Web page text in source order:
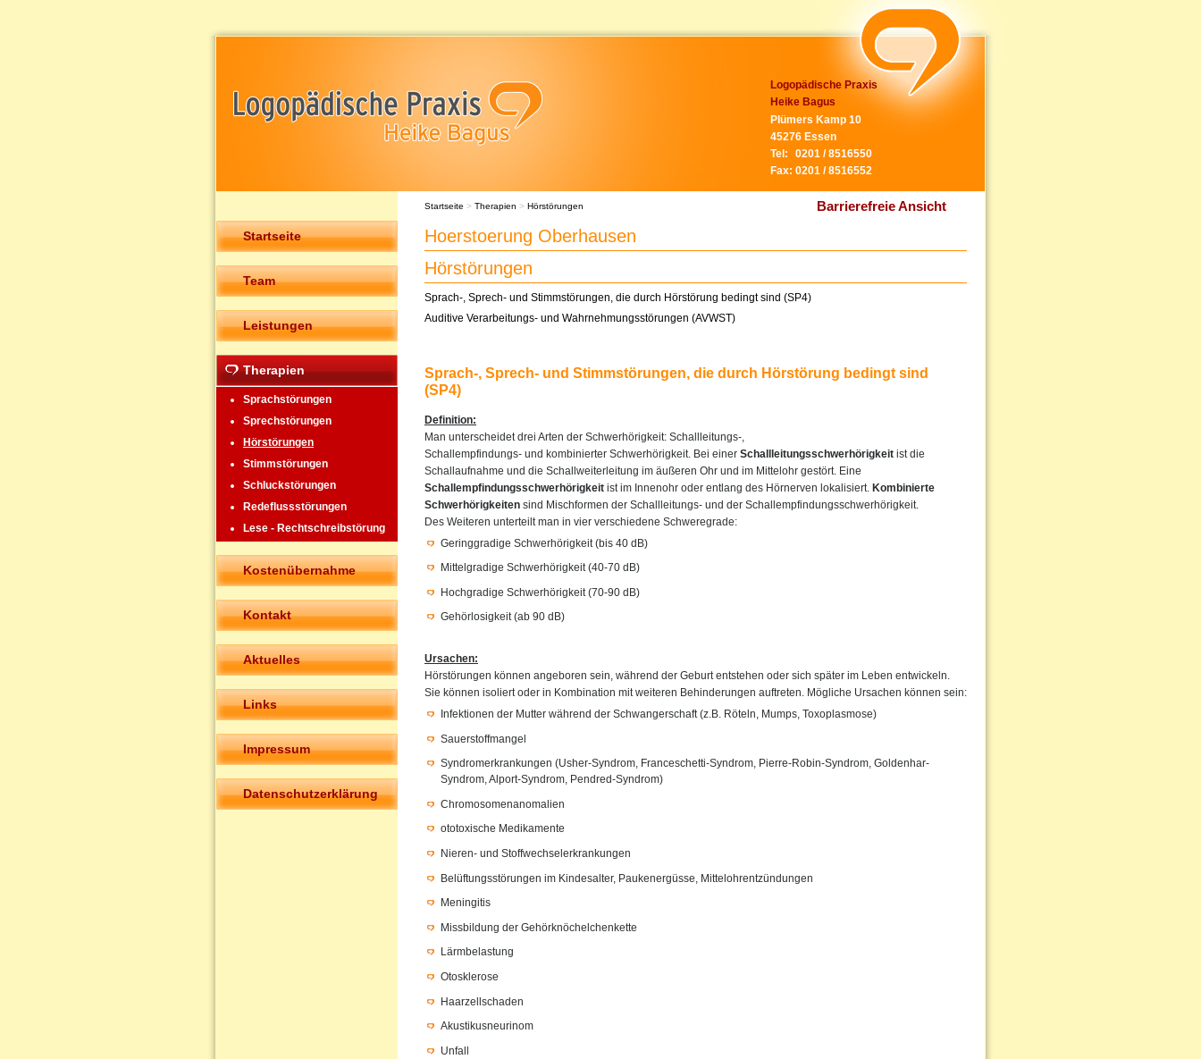
Logopädische Praxis
Heike Bagus
Plümers Kamp 10
45276 Essen
Tel:
0201 / 8516550
Fax: 0201 / 8516552
Barrierefreie Ansicht
Startseite
Team
Leistungen
Therapien
Sprachstörungen
Sprechstörungen
Hörstörungen
Stimmstörungen
Schluckstörungen
Redeflussstörungen
Lese - Rechtschreibstörung
Kostenübernahme
Kontakt
Aktuelles
Links
Impressum
Datenschutzerklärung
Startseite > Therapien > Hörstörungen
Hoerstoerung Oberhausen
Hörstörungen
Sprach-, Sprech- und Stimmstörungen, die durch Hörstörung bedingt sind (SP4)
Auditive Verarbeitungs- und Wahrnehmungsstörungen (AVWST)
Sprach-, Sprech- und Stimmstörungen, die durch Hörstörung bedingt sind
(SP4)
Definition:
Man unterscheidet drei Arten der Schwerhörigkeit: Schallleitungs-,
Schallempfindungs- und kombinierter Schwerhörigkeit. Bei einer Schallleitungsschwerhörigkeit ist die
Schallaufnahme und die Schallweiterleitung im äußeren Ohr und im Mittelohr gestört. Eine
Schallempfindungsschwerhörigkeit ist im Innenohr oder entlang des Hörnerven lokalisiert. Kombinierte
Schwerhörigkeiten sind Mischformen der Schallleitungs- und der Schallempfindungsschwerhörigkeit.
Des Weiteren unterteilt man in vier verschiedene Schweregrade:
Geringgradige Schwerhörigkeit (bis 40 dB)
Mittelgradige Schwerhörigkeit (40-70 dB)
Hochgradige Schwerhörigkeit (70-90 dB)
Gehörlosigkeit (ab 90 dB)
Ursachen:
Hörstörungen können angeboren sein, während der Geburt entstehen oder sich später im Leben entwickeln.
Sie können isoliert oder in Kombination mit weiteren Behinderungen auftreten. Mögliche Ursachen können sein:
Infektionen der Mutter während der Schwangerschaft (z.B. Röteln, Mumps, Toxoplasmose)
Sauerstoffmangel
Syndromerkrankungen (Usher-Syndrom, Franceschetti-Syndrom, Pierre-Robin-Syndrom, Goldenhar-
Syndrom, Alport-Syndrom, Pendred-Syndrom)
Chromosomenanomalien
ototoxische Medikamente
Nieren- und Stoffwechselerkrankungen
Belüftungsstörungen im Kindesalter, Paukenergüsse, Mittelohrentzündungen
Meningitis
Missbildung der Gehörknöchelchenkette
Lärmbelastung
Otosklerose
Haarzellschaden
Akustikusneurinom
Unfall